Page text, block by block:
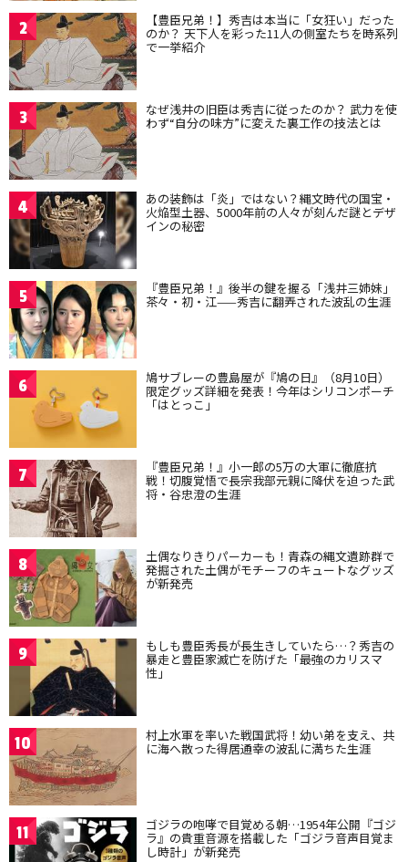
2 【豊臣兄弟！】秀吉は本当に「女狂い」だった
のか？ 天下人を彩った11人の側室たちを時系列
で一挙紹介
3 なぜ浅井の旧臣は秀吉に従ったのか？ 武力を使
わず“自分の味方”に変えた裏工作の技法とは
4 あの装飾は「炎」ではない？縄文時代の国宝・
火焔型土器、5000年前の人々が刻んだ謎とデザ
インの秘密
5 『豊臣兄弟！』後半の鍵を握る「浅井三姉妹」
茶々・初・江——秀吉に翻弄された波乱の生涯
6 鳩サブレーの豊島屋が『鳩の日』（8月10日）
限定グッズ詳細を発表！今年はシリコンポーチ
「はとっこ」
7 『豊臣兄弟！』小一郎の5万の大軍に徹底抗
戦！切腹覚悟で長宗我部元親に降伏を迫った武
将・谷忠澄の生涯
8 土偶なりきりパーカーも！青森の縄文遺跡群で
発掘された土偶がモチーフのキュートなグッズ
が新発売
9 もしも豊臣秀長が長生きしていたら…？秀吉の
暴走と豊臣家滅亡を防げた「最強のカリスマ
性」
10 村上水軍を率いた戦国武将！幼い弟を支え、共
に海へ散った得居通幸の波乱に満ちた生涯
11 ゴジラの咆哮で目覚める朝…1954年公開『ゴジ
ラ』の貴重音源を搭載した「ゴジラ音声目覚ま
し時計」が新発売